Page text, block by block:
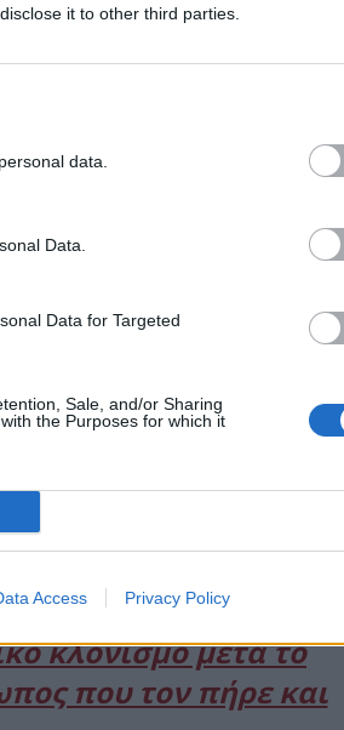
it to other third parties.
data.
Data.
Data for Targeted
Sale, and/or Sharing
the Purposes for which it
Access Privacy Policy
στον Άγιο Δομίνικο,
στον τραυματισμένο
κλονισμό μετά το
που τον πήρε και